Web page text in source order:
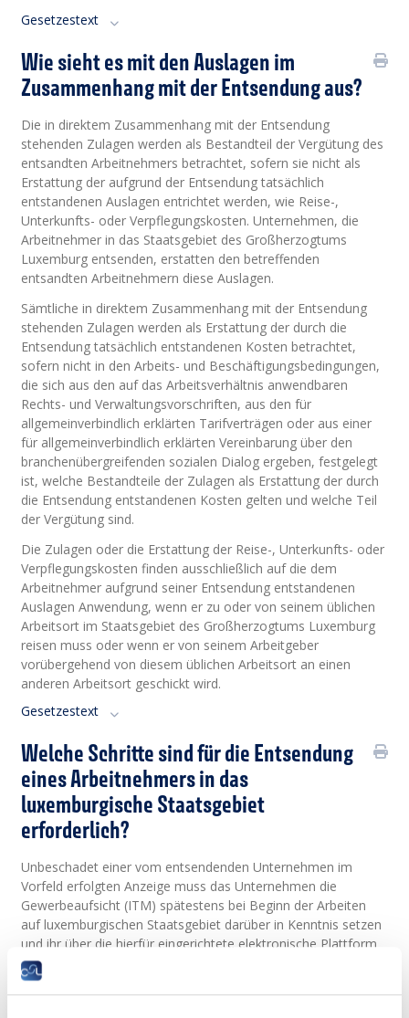
Gesetzestext
Wie sieht es mit den Auslagen im
Zusammenhang mit der Entsendung aus?
Die in direktem Zusammenhang mit der Entsendung
stehenden Zulagen werden als Bestandteil der Vergütung des
entsandten Arbeitnehmers betrachtet, sofern sie nicht als
Erstattung der aufgrund der Entsendung tatsächlich
entstandenen Auslagen entrichtet werden, wie Reise-,
Unterkunfts- oder Verpflegungskosten. Unternehmen, die
Arbeitnehmer in das Staatsgebiet des Großherzogtums
Luxemburg entsenden, erstatten den betreffenden
entsandten Arbeitnehmern diese Auslagen.
Sämtliche in direktem Zusammenhang mit der Entsendung
stehenden Zulagen werden als Erstattung der durch die
Entsendung tatsächlich entstandenen Kosten betrachtet,
sofern nicht in den Arbeits- und Beschäftigungsbedingungen,
die sich aus den auf das Arbeitsverhältnis anwendbaren
Rechts- und Verwaltungsvorschriften, aus den für
allgemeinverbindlich erklärten Tarifverträgen oder aus einer
für allgemeinverbindlich erklärten Vereinbarung über den
branchenübergreifenden sozialen Dialog ergeben, festgelegt
ist, welche Bestandteile der Zulagen als Erstattung der durch
die Entsendung entstandenen Kosten gelten und welche Teil
der Vergütung sind.
Die Zulagen oder die Erstattung der Reise-, Unterkunfts- oder
Verpflegungskosten finden ausschließlich auf die dem
Arbeitnehmer aufgrund seiner Entsendung entstandenen
Auslagen Anwendung, wenn er zu oder von seinem üblichen
Arbeitsort im Staatsgebiet des Großherzogtums Luxemburg
reisen muss oder wenn er von seinem Arbeitgeber
vorübergehend von diesem üblichen Arbeitsort an einen
anderen Arbeitsort geschickt wird.
Gesetzestext
Welche Schritte sind für die Entsendung
eines Arbeitnehmers in das
luxemburgische Staatsgebiet
erforderlich?
Unbeschadet einer vom entsendenden Unternehmen im
Vorfeld erfolgten Anzeige muss das Unternehmen die
Gewerbeaufsicht (ITM) spätestens bei Beginn der Arbeiten
auf luxemburgischen Staatsgebiet darüber in Kenntnis setzen
und ihr über die hierfür eingerichtete elektronische Plattform
die nachstehenden Angaben übermitteln, die für den Erhalt
des Sozialausweises sowie für die seitens der ITM
durchzuführende und gesetzlich vorgeschriebene Kontrolle